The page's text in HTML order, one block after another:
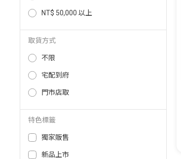
NT$ 50,000 以上
取貨方式
不限
宅配到府
門市店取
特色標籤
獨家販售
新品上市